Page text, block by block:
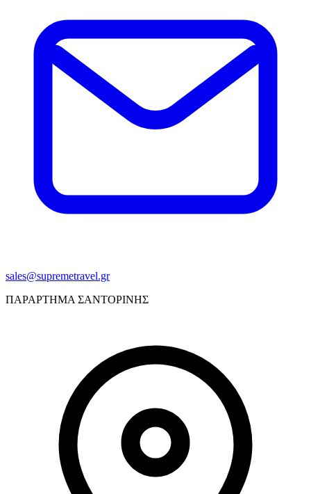
sales@supremetravel.gr
ΠΑΡΑΡΤΗΜΑ ΣΑΝΤΟΡΙΝΗΣ